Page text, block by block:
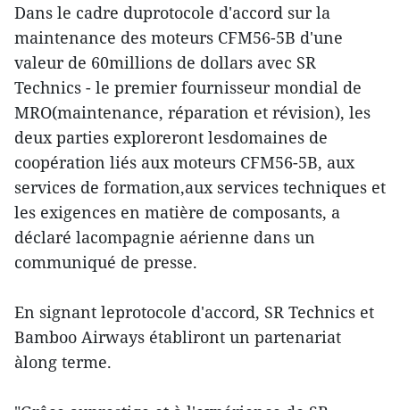
Dans le cadre duprotocole d'accord sur la
maintenance des moteurs CFM56-5B d'une
valeur de 60millions de dollars avec SR
Technics - le premier fournisseur mondial de
MRO(maintenance, réparation et révision), les
deux parties exploreront lesdomaines de
coopération liés aux moteurs CFM56-5B, aux
services de formation,aux services techniques et
les exigences en matière de composants, a
déclaré lacompagnie aérienne dans un
communiqué de presse.
En signant leprotocole d'accord, SR Technics et
Bamboo Airways établiront un partenariat
àlong terme.